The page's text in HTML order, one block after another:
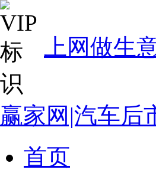
上网做生
赢家网|汽车后
首页